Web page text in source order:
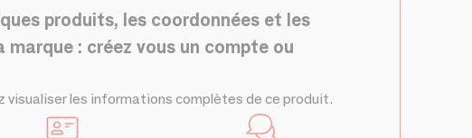
produits, les coordonnées et les
: créez vous un compte ou
visualiser les informations complètes de ce produit.